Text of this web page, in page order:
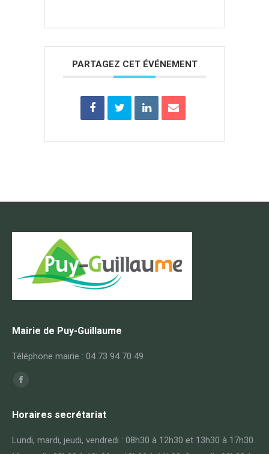
PARTAGEZ CET ÉVÉNEMENT
Mairie de Puy-Guillaume
Téléphone mairie : 04 73 94 70 49
Trouvez nous sur :
Facebook
opens
Horaires secrétariat
Lundi, mardi, jeudi, vendredi : 08h30 à 12h30 et 13h30 à 17h30.